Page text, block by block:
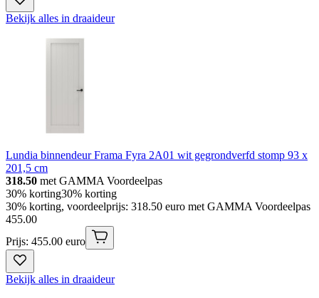
Bekijk alles in draaideur
Lundia binnendeur Frama Fyra 2A01 wit gegrondverfd stomp 93 x
201,5 cm
318.50 met GAMMA Voordeelpas
30% korting30% korting
30% korting, voordeelprijs: 318.50 euro met GAMMA Voordeelpas
455.00
Prijs: 455.00 euro
Bekijk alles in draaideur